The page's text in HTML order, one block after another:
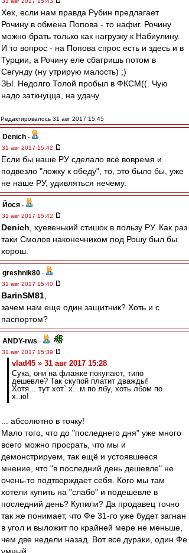
Хех, если нам правда Рубин предлагает
Рочину в обмена Попова - то нафиг. Рочину
можно брать только как нагрузку к Набиулину.
И то вопрос - на Попова спрос есть и здесь и в
Турции, а Рочину еле сбагришь потом в
Сегунду (ну утрирую малость) ;)
ЗЫ. Недолго Толой пробыл в ФКСМ((. Чую
надо заткнуцца, на удачу.
Редактировалось 31 авг 2017 15:45
Denich -
31 авг 2017 15:42
Если бы наше РУ сделало всё вовремя и
подвезло "ложку к обеду", то, это было бы, уже
не наше РУ, удивляться нечему.
Йося -
31 авг 2017 15:42
Denich , хуевенький стишок в пользу РУ. Как раз
таки Смолов наконечником под Рошу был бы
хорош.
greshnik80 -
31 авг 2017 15:40
BarinSM81
зачем нам еще один защитник? Хоть и с
паспортом?
ANDY-rws -
31 авг 2017 15:39
vlad45 » 31 авг 2017 15:28
Сука, они на флажке покупают, типо
дешевле? Так скупой платит дважды!
Хотя... тут хот` х...м по лбу, хоть лбом по
х..ю!
... абсолютно в точку!
Мало того, что до "последнего дня" уже много
всего можно просрать, что мы и
демонстрируем, так ещё и устоявшееся
мнение, что "в последний день дешевле" не
очень-то подтверждает себя. Кого мы там
хотели купить на "слабо" и подешевле в
последний день? Купили? Да продавец точно
так же понимает, что Фе 31-го уже будет загнан
в угол и выложит по крайней мере не меньше,
чем две недели назад. Вот все дураки, один Фе